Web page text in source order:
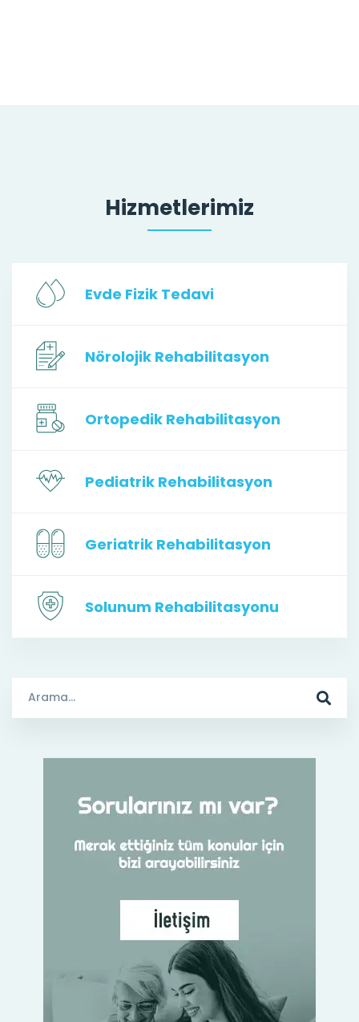
Hizmetlerimiz
Evde Fizik Tedavi
Nörolojik Rehabilitasyon
Ortopedik Rehabilitasyon
Pediatrik Rehabilitasyon
Geriatrik Rehabilitasyon
Solunum Rehabilitasyonu
Sonuçları: